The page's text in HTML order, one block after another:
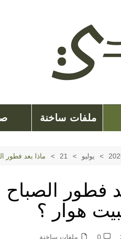
ملفات ساخنة
يوليو 21 ماذا بعد فطور
فطور
هوار ؟
0 ملفات ساخنة